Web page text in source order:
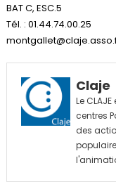
BAT C, ESC.5
Tél. : 01.44.74.00.25
Claje
Le
centres
des